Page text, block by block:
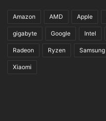
Amazon AMD Apple
gigabyte Google Intel
Radeon Ryzen Samsung
Xiaomi